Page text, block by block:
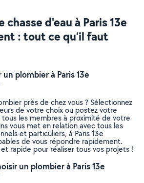
chasse d'eau à Paris 13e
: tout ce qu’il faut
plombier à Paris 13e
près de chez vous ? Sélectionnez
de votre choix ou postez votre
les membres à proximité de votre
vous met en relation avec tous les
et particuliers, à Paris 13e
de vous répondre rapidement.
rapide pour réaliser tous vos projets !
un plombier à Paris 13e